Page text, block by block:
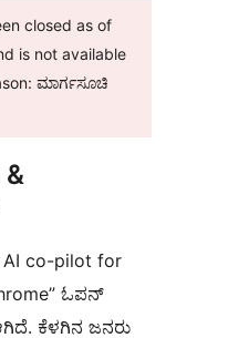
closed as of
is not available
ಮಾರ್ಗಸೂಚಿ
&
AI co-pilot for
ಓಪನ್
ಕೆಳಗಿನ ಜನರು